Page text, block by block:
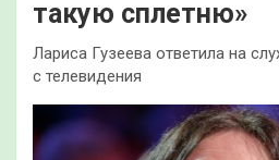
такую сплетню»
Лариса Гузеева ответила на
с телевидения